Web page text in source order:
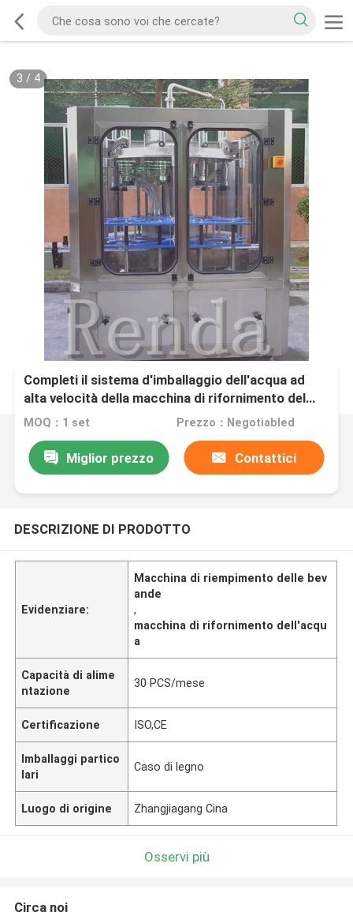
3 / 4
Completi il sistema d'imballaggio dell'acqua ad
alta velocità della macchina di rifornimento del
barilotto da 3 - 5 galloni
MOQ：1 set Prezzo：Negotiabled
Miglior prezzo Contattici
DESCRIZIONE DI PRODOTTO
Evidenziare:
Macchina di riempimento delle bev
ande
,
macchina di rifornimento dell'acqu
a
Capacità di alime
ntazione
30 PCS/mese
Certificazione ISO,CE
Imballaggi partico
lari
Caso di legno
Luogo di origine Zhangjiagang Cina
Osservi più
Circa noi